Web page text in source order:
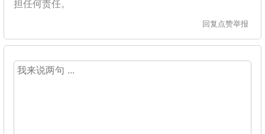
担任何责任。
回复 点赞举报